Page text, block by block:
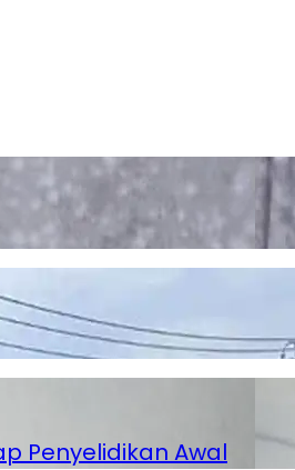
Penyelidikan Awal